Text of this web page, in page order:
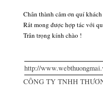
Chân thành cảm ơn quí
Rất mong được hợp tác với
Trân trọng kính chào !
http://
CÔNG TY TNHH